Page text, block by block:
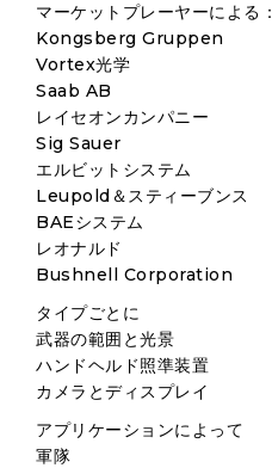
マーケットプレーヤーによる：
Kongsberg Gruppen
Vortex光学
Saab AB
レイセオンカンパニー
Sig Sauer
エルビットシステム
Leupold＆スティーブンス
BAEシステム
レオナルド
Bushnell Corporation
タイプごとに
武器の範囲と光景
ハンドヘルド照準装置
カメラとディスプレイ
アプリケーションによって
軍隊